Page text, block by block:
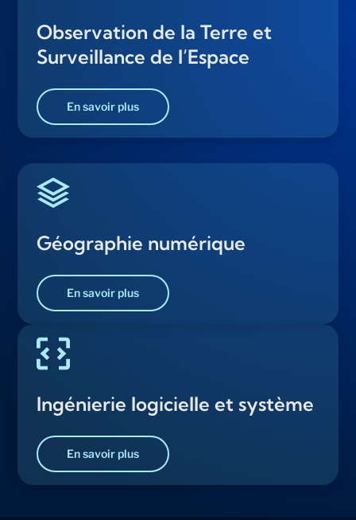
Observation de la Terre et
Surveillance de l’Espace
En savoir plus
Géographie numérique
En savoir plus
Ingénierie logicielle et système
En savoir plus